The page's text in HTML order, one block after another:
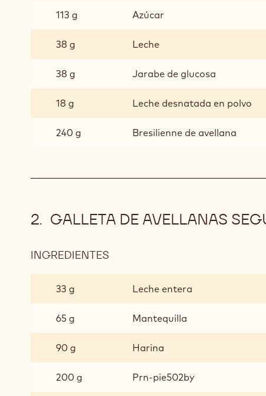
113 g Azúcar
38 g Leche
38 g Jarabe de glucosa
18 g Leche desnatada en polvo
240 g Bresilienne de avellana
GALLETA DE AVELLANAS
INGREDIENTES
SEGÚN
CHOUX
33 g Leche entera
65 g Mantequilla
90 g Harina
200 g Prn-pie502by